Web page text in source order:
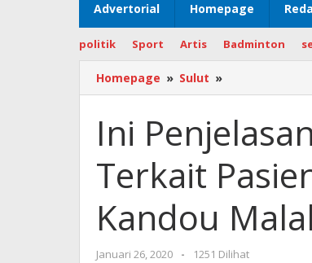
Advertorial Homepage
politik Sport Artis Badminton
Homepage » Sulut »
Penjelasan
Jemmy
Panelewen
Terkait
Pasien
RSUP
Prof
Dr
Ini
Terkait
Kandou
Januari 26, 2020
oleh
-
1251 Dilihat